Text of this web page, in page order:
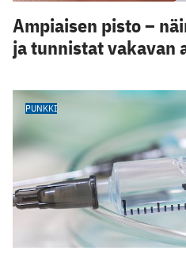
Ampiaisen pisto –
ja tunnistat vakavan
PUNKKI